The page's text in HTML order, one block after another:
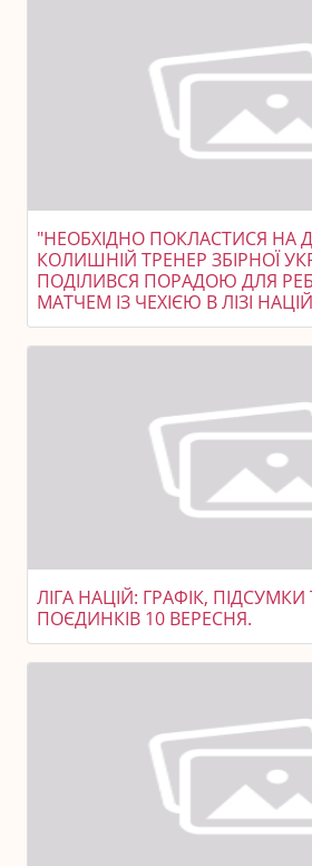
"НЕОБХІДНО ПОКЛАСТИСЯ НА
КОЛИШНІЙ ТРЕНЕР ЗБІРНОЇ
ПОДІЛИВСЯ ПОРАДОЮ ДЛЯ
МАТЧЕМ ІЗ ЧЕХІЄЮ В ЛІЗІ
ЛІГА НАЦІЙ: ГРАФІК, ПІДСУМКИ
ПОЄДИНКІВ 10 ВЕРЕСНЯ.